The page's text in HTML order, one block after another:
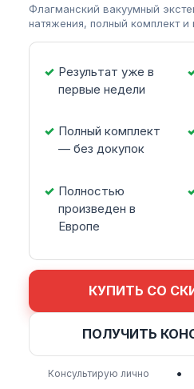
Флагманский вакуумный
натяжения, полный комплект и
Результат уже в
первые недели
Полный комплект
— без докупок
Полностью
произведен в
Европе
КУПИТЬ СО
ПОЛУЧИТЬ
Консультирую лично •